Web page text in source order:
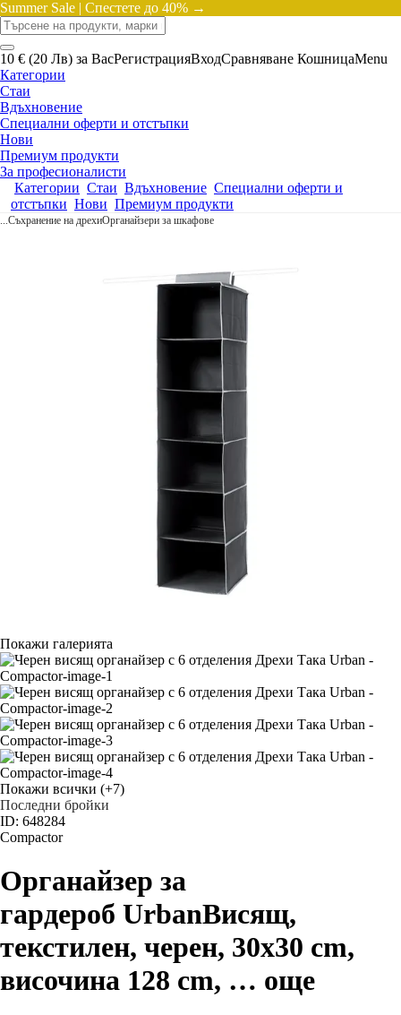
Summer Sale | Спестете до 40% →
10 € (20 Лв) за ВасРегистрацияВходСравняване КошницаMenu
Категории
Стаи
Вдъхновение
Специални оферти и отстъпки
Нови
Премиум продукти
За професионалисти
Категории Стаи Вдъхновение Специални оферти и
отстъпки Нови Премиум продукти
...Съхранение на дрехиОрганайзери за шкафове
Покажи галерията
Покажи всички (+7)
Последни бройки
ID: 648284
Compactor
Органайзер за
гардероб UrbanВисящ,
текстилен, черен, 30x30 cm,
височина 128 cm, … още